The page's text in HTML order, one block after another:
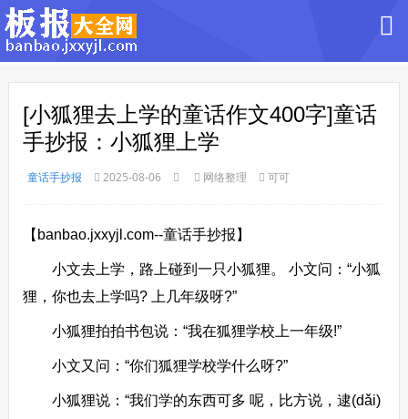
[小狐狸去上学的童话作文400字]童话
手抄报：小狐狸上学
童话手抄报 2025-08-06 网络整理 可可
【banbao.jxxyjl.com--童话手抄报】
小文去上学，路上碰到一只小狐狸。 小文问：“小狐
狸，你也去上学吗? 上几年级呀?”
小狐狸拍拍书包说：“我在狐狸学校上一年级!”
小文又问：“你们狐狸学校学什么呀?”
小狐狸说：“我们学的东西可多 呢，比方说，逮(dǎi)